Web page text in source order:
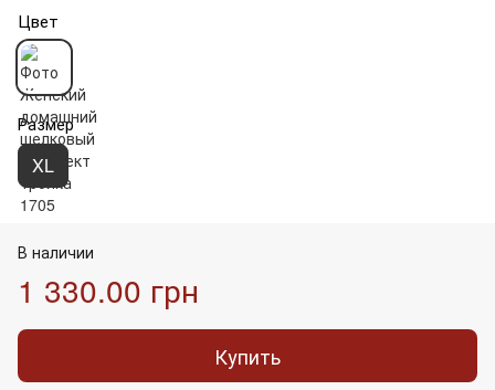
Цвет
Размер
XL
В наличии
1 330.00 грн
Купить